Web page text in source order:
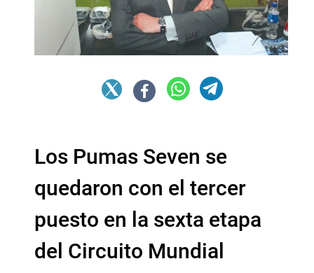
Los Pumas Seven se
quedaron con el tercer
puesto en la sexta etapa
del Circuito Mundial